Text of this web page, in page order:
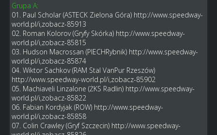
Grupa A:
01. Paul Scholar (ASTECK Zielona Góra) http://www.speedway-
world.pl/i,zobacz-85913
02. Roman Kolorov (Gryfy Skórka) http://www.speedway-
world.pl/i,zobacz-85815
03. Hudson Macrossan (PIECHRybnik) http://www.speedway-
world.pl/i,zobacz-85874
04. Wiktor Sachkov (RAM Stal VanPur Rzeszów)
http://www.speedway-world.pl/i,zobacz-85902
05. Machiaveli Linzalone (ŻKS Radlin) http://www.speedway-
world.pl/i,zobacz-85822
06. Fabian Kordyjak (ROW) http://www.speedway-
world.pl/i,zobacz-85858
07. Colin Crawley (Gryf Szczecin) http://www.speedway-